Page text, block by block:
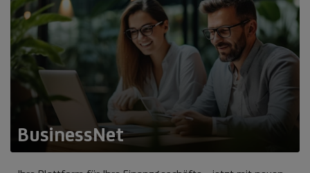
BusinessNet